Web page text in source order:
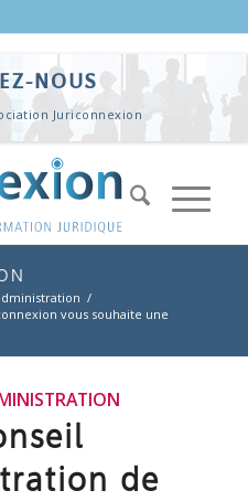
NOUS
Juriconnexion
/
vous souhaite une
de